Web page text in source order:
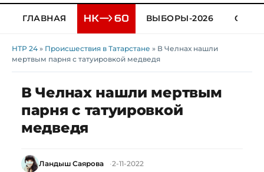
ГЛАВНАЯ ВЫБОРЫ-2026
НТР 24 » Происшествия в Татарстане » В Челнах нашли
мертвым парня с татуировкой медведя
В Челнах нашли мертвым
парня с татуировкой
медведя
Ландыш Саярова 2-11-2022